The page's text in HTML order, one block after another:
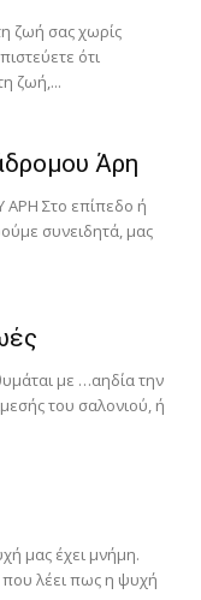
ζωή σας χωρίς
ότι
ζωή,...
Άρη
ΑΡΗ Στο επίπεδο ή
συνειδητά, μας
με …αηδία την
του σαλονιού, ή
μας έχει μνήμη.
που λέει πως η ψυχή